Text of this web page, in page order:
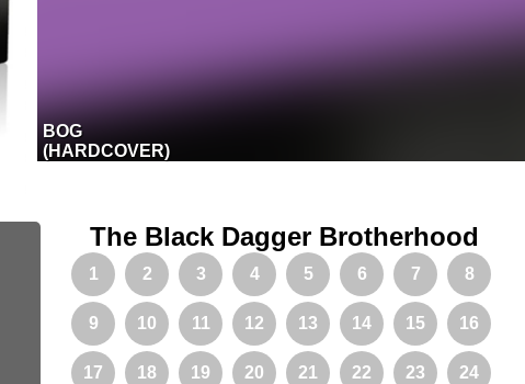
BOG
(HARDCOVER)
The Black Dagger Brotherhood
1 2 3 4 5 6 7 8
9 10 11 12 13 14 15 16
17 18 19 20 21 22 23 24